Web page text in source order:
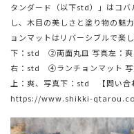
タンダード（以下std）」はコ
し、木目の美しさと塗り物の魅
ョンマットはリバーシブルで楽
下：std ②両面丸皿 写真左：
右：std ④ランチョンマット
上：爽、写真下：std 【問い合
https://www.shikki-